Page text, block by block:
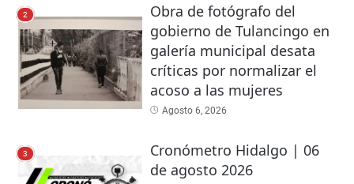
2
Obra de fotógrafo del
gobierno de Tulancingo en
galería municipal desata
críticas por normalizar el
acoso a las mujeres
Agosto 6, 2026
3
Cronómetro Hidalgo | 06
de agosto 2026